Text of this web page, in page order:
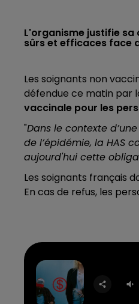
L'organisme justifie
sûrs et efficaces face
Les soignants non
défendue ce matin par
vaccinale pour les
"Dans le contexte
de l’épidémie, la HAS
aujourd'hui cette
Les soignants français
En cas de refus, les